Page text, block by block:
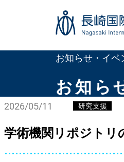
お知らせ・イベ
お知ら
2026/05/11 研究支援
学術機関リポジトリ